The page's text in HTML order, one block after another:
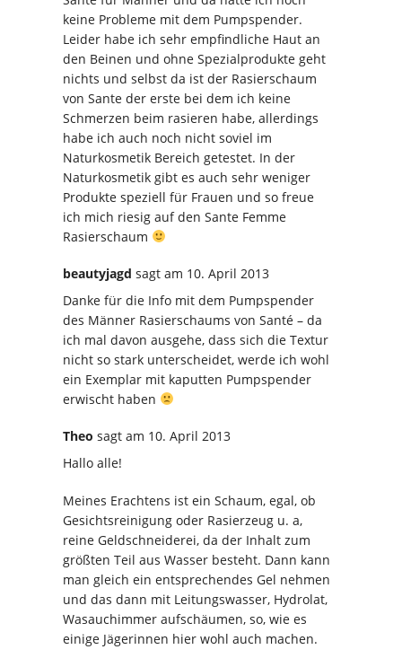
keine Probleme mit dem Pumpspender.
Leider habe ich sehr empfindliche Haut an
den Beinen und ohne Spezialprodukte geht
nichts und selbst da ist der Rasierschaum
von Sante der erste bei dem ich keine
Schmerzen beim rasieren habe, allerdings
habe ich auch noch nicht soviel im
Naturkosmetik Bereich getestet. In der
Naturkosmetik gibt es auch sehr weniger
Produkte speziell für Frauen und so freue
ich mich riesig auf den Sante Femme
Rasierschaum
beautyjagd sagt am 10. April 2013
Danke für die Info mit dem Pumpspender
des Männer Rasierschaums von Santé – da
ich mal davon ausgehe, dass sich die Textur
nicht so stark unterscheidet, werde ich wohl
ein Exemplar mit kaputten Pumpspender
erwischt haben
Theo sagt am 10. April 2013
Hallo alle!
Meines Erachtens ist ein Schaum, egal, ob
Gesichtsreinigung oder Rasierzeug u. a,
reine Geldschneiderei, da der Inhalt zum
größten Teil aus Wasser besteht. Dann kann
man gleich ein entsprechendes Gel nehmen
und das dann mit Leitungswasser, Hydrolat,
Wasauchimmer aufschäumen, so, wie es
einige Jägerinnen hier wohl auch machen.